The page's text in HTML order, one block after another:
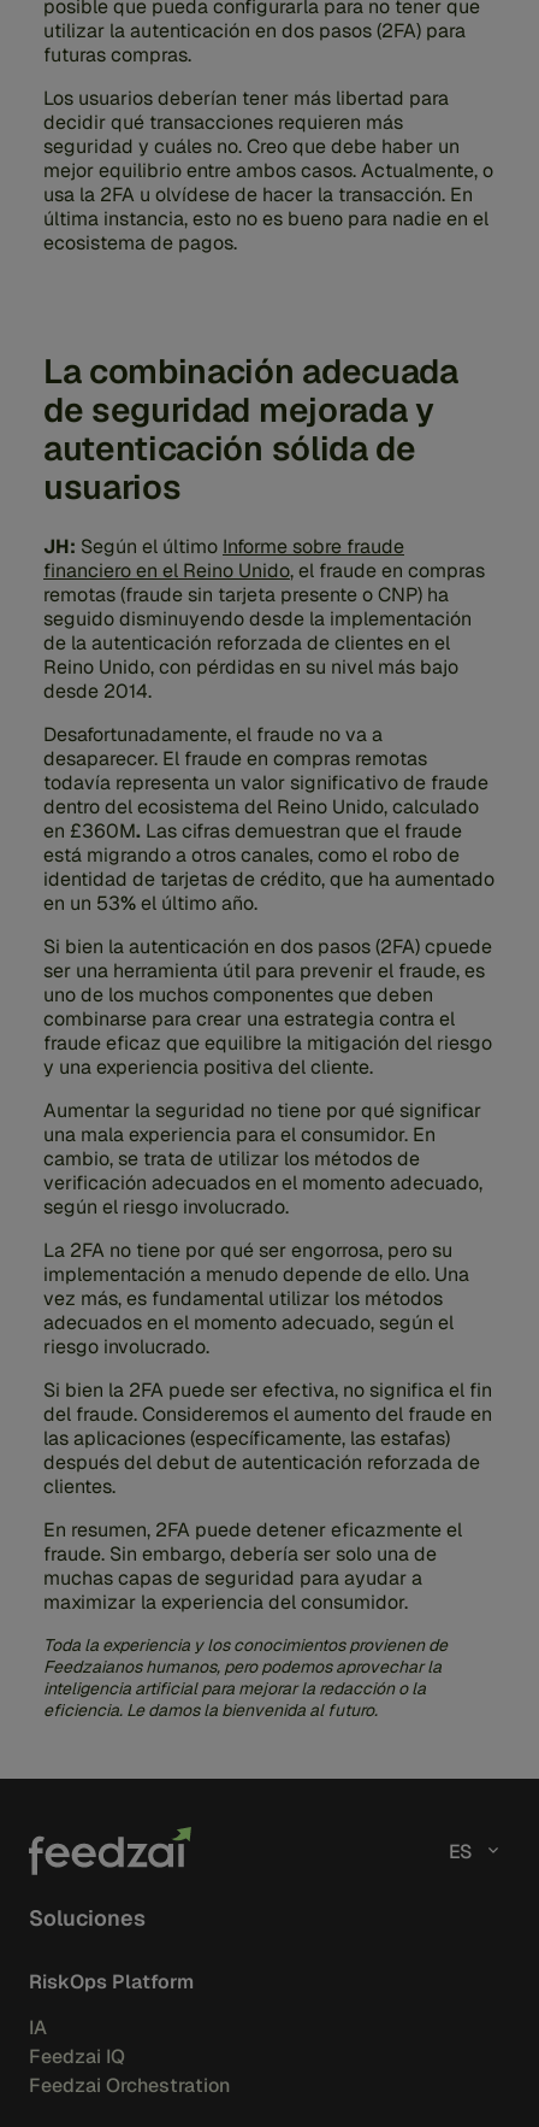
posible que pueda configurarla para no tener que
utilizar la autenticación en dos pasos (2FA) para
futuras compras.
Los usuarios deberían tener más libertad para
decidir qué transacciones requieren más
seguridad y cuáles no. Creo que debe haber un
mejor equilibrio entre ambos casos. Actualmente, o
usa la 2FA u olvídese de hacer la transacción. En
última instancia, esto no es bueno para nadie en el
ecosistema de pagos.
La combinación adecuada
de seguridad mejorada y
autenticación sólida de
usuarios
JH: Según el último Informe sobre fraude
financiero en el Reino Unido, el fraude en compras
remotas (fraude sin tarjeta presente o CNP) ha
seguido disminuyendo desde la implementación
de la autenticación reforzada de clientes en el
Reino Unido, con pérdidas en su nivel más bajo
desde 2014.
Desafortunadamente, el fraude no va a
desaparecer. El fraude en compras remotas
todavía representa un valor significativo de fraude
dentro del ecosistema del Reino Unido, calculado
en £360M. Las cifras demuestran que el fraude
está migrando a otros canales, como el robo de
identidad de tarjetas de crédito, que ha aumentado
en un 53%el último año.
Si bien la autenticación en dos pasos (2FA) cpuede
ser una herramienta útil para prevenir el fraude, es
uno de los muchos componentes que deben
combinarse para crear una estrategia contra el
fraude eficaz que equilibre la mitigación del riesgo
y una experiencia positiva del cliente.
Aumentar la seguridad no tiene por qué significar
una mala experiencia para el consumidor. En
cambio, se trata de utilizar los métodos de
verificación adecuados en el momento adecuado,
según el riesgo involucrado.
La 2FA no tiene por qué ser engorrosa, pero su
implementación a menudo depende de ello. Una
vez más, es fundamental utilizar los métodos
adecuados en el momento adecuado, según el
riesgo involucrado.
Si bien la 2FA puede ser efectiva, no significa el fin
del fraude. Consideremos el aumento del fraude en
las aplicaciones (específicamente, las estafas)
después del debut de autenticación reforzada de
clientes.
En resumen, 2FA puede detener eficazmente el
fraude. Sin embargo, debería ser solo una de
muchas capas de seguridad para ayudar a
maximizar la experiencia del consumidor.
Toda la experiencia y los conocimientos provienen de
Feedzaianos humanos, pero podemos aprovechar la
inteligencia artificial para mejorar la redacción o la
eficiencia. Le damos la bienvenida al futuro.
ES
Soluciones
RiskOps Platform
IA
Feedzai IQ
Feedzai Orchestration